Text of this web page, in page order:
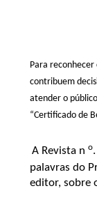
Para
contribuem
atender o
“Certificado de
A Revista n o
palavras do
editor, sobre